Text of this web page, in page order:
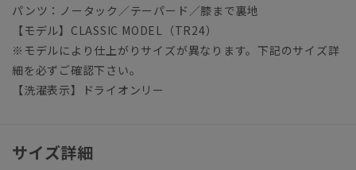
パンツ：ノータック／テーパード／膝まで裏地
【モデル】CLASSIC MODEL（TR24）
※モデルにより仕上がりサイズが異なります。下記のサイズ詳
細を必ずご確認下さい。
【洗濯表示】ドライオンリー
サイズ詳細